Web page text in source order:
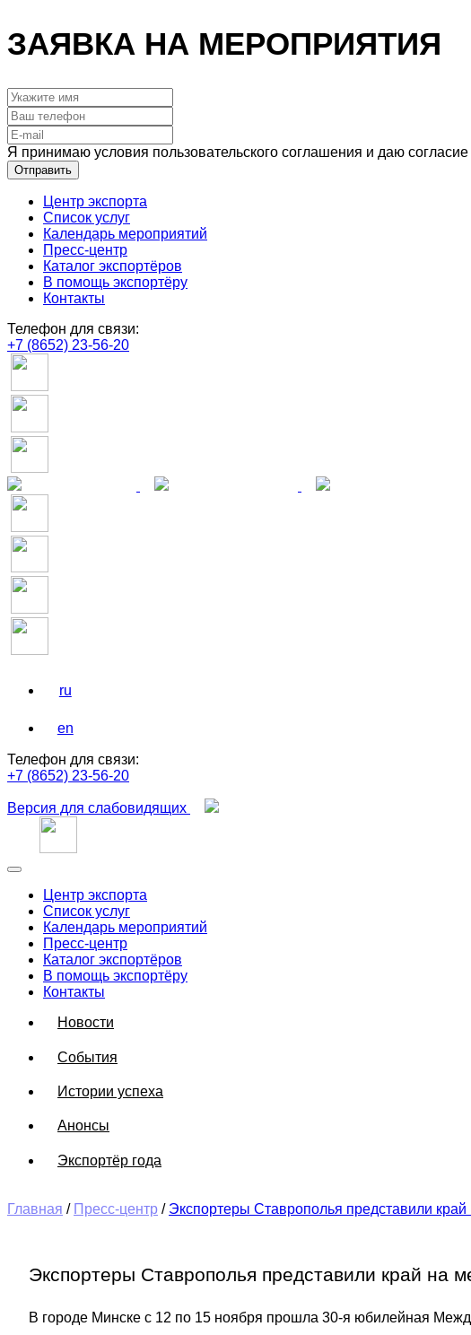
ЗАЯВКА НА МЕРОПРИЯТИЯ
Я принимаю условия пользовательского соглашения и даю согласие
Отправить
Центр экспорта
Список услуг
Календарь мероприятий
Пресс-центр
Каталог экспортёров
В помощь экспортёру
Контакты
Телефон для связи:
+7 (8652) 23-56-20
ru
en
Телефон для связи:
+7 (8652) 23-56-20
Версия для слабовидящих
Центр экспорта
Список услуг
Календарь мероприятий
Пресс-центр
Каталог экспортёров
В помощь экспортёру
Контакты
Новости
События
Истории успеха
Анонсы
Экспортёр года
Главная / Пресс-центр / Экспортеры Ставрополья представили
Экспортеры Ставрополья представили край на
В городе Минске с 12 по 15 ноября прошла 30-я юбилейная